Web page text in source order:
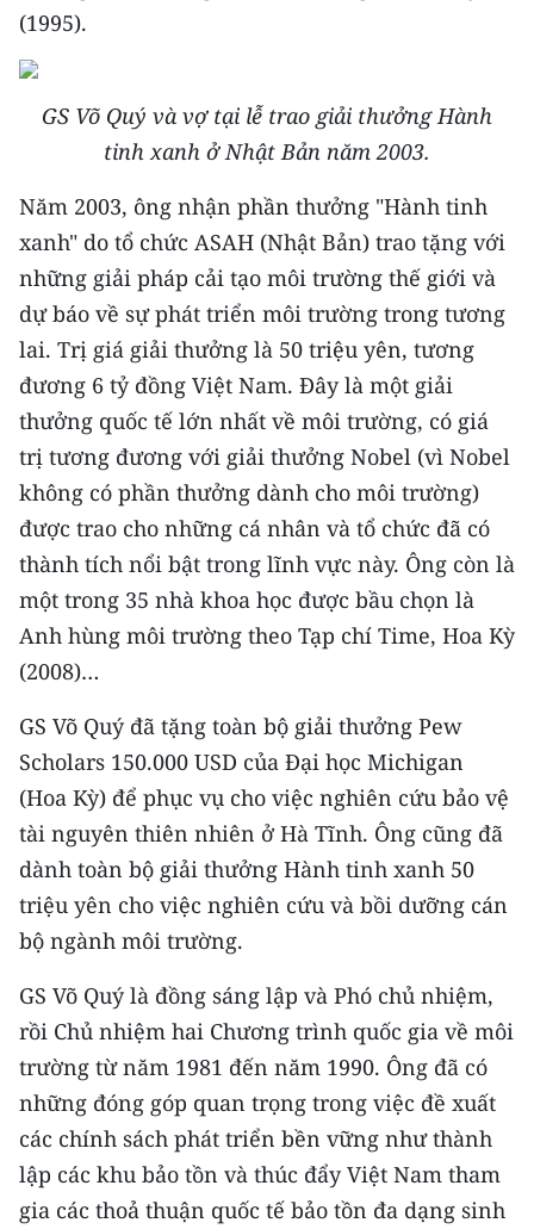
ENGLISH
中文
FRANÇAIS
ESPAÑOL
한국어
(1995).
GS Võ Quý và vợ tại lễ trao giải thưởng Hành
tinh xanh ở Nhật Bản năm 2003.
Năm 2003, ông nhận phần thưởng "Hành tinh
xanh" do tổ chức ASAH (Nhật Bản) trao tặng với
những giải pháp cải tạo môi trường thế giới và
dự báo về sự phát triển môi trường trong tương
lai. Trị giá giải thưởng là 50 triệu yên, tương
đương 6 tỷ đồng Việt Nam. Đây là một giải
thưởng quốc tế lớn nhất về môi trường, có giá
trị tương đương với giải thưởng Nobel (vì Nobel
không có phần thưởng dành cho môi trường)
được trao cho những cá nhân và tổ chức đã có
thành tích nổi bật trong lĩnh vực này. Ông còn là
một trong 35 nhà khoa học được bầu chọn là
Anh hùng môi trường theo Tạp chí Time, Hoa Kỳ
(2008)…
GS Võ Quý đã tặng toàn bộ giải thưởng Pew
Scholars 150.000 USD của Đại học Michigan
(Hoa Kỳ) để phục vụ cho việc nghiên cứu bảo vệ
tài nguyên thiên nhiên ở Hà Tĩnh. Ông cũng đã
dành toàn bộ giải thưởng Hành tinh xanh 50
triệu yên cho việc nghiên cứu và bồi dưỡng cán
bộ ngành môi trường.
GS Võ Quý là đồng sáng lập và Phó chủ nhiệm,
rồi Chủ nhiệm hai Chương trình quốc gia về môi
trường từ năm 1981 đến năm 1990. Ông đã có
những đóng góp quan trọng trong việc đề xuất
các chính sách phát triển bền vững như thành
lập các khu bảo tồn và thúc đẩy Việt Nam tham
gia các thoả thuận quốc tế bảo tồn đa dạng sinh